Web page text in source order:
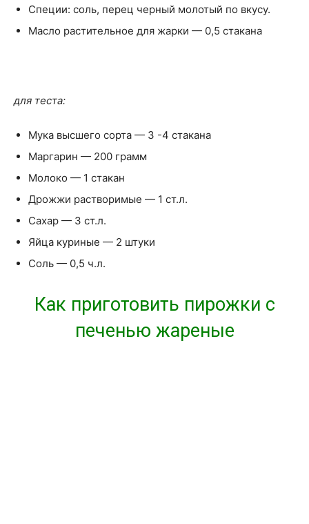
Специи: соль, перец черный молотый по вкусу.
Масло растительное для жарки — 0,5 стакана
для теста:
Мука высшего сорта — 3 -4 стакана
Маргарин — 200 грамм
Молоко — 1 стакан
Дрожжи растворимые — 1 ст.л.
Сахар — 3 ст.л.
Яйца куриные — 2 штуки
Соль — 0,5 ч.л.
Как приготовить пирожки с
печенью жареные